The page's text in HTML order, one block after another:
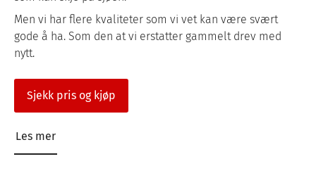
Men vi har flere kvaliteter som vi vet kan være svært
gode å ha. Som den at vi erstatter gammelt drev med
nytt.
Sjekk pris og kjøp
Les mer